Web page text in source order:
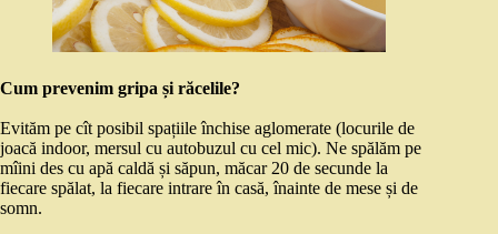
Cum prevenim gripa și răcelile?
Evităm pe cît posibil spațiile închise aglomerate (locurile de
joacă indoor, mersul cu autobuzul cu cel mic). Ne spălăm pe
mîini des cu apă caldă și săpun, măcar 20 de secunde la
fiecare spălat, la fiecare intrare în casă, înainte de mese și de
somn.